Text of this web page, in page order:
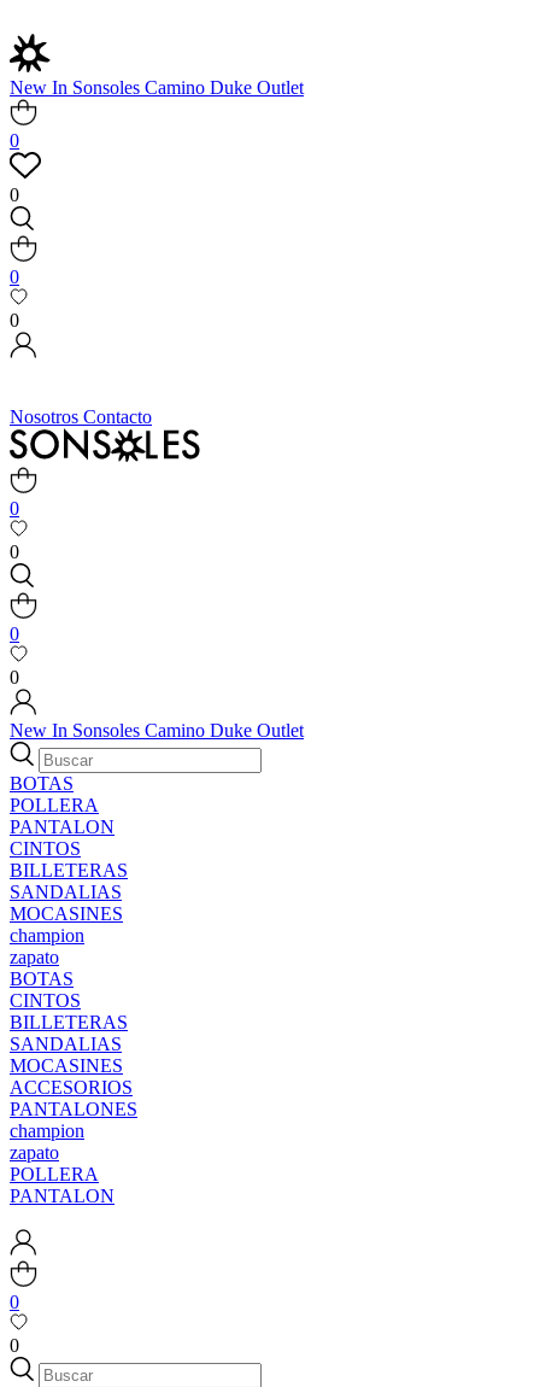
New In Sonsoles Camino Duke Outlet
0
0
0
0
Nosotros Contacto
0
0
0
0
New In Sonsoles Camino Duke Outlet
BOTAS
POLLERA
PANTALON
CINTOS
BILLETERAS
SANDALIAS
MOCASINES
champion
zapato
BOTAS
CINTOS
BILLETERAS
SANDALIAS
MOCASINES
ACCESORIOS
PANTALONES
champion
zapato
POLLERA
PANTALON
0
0